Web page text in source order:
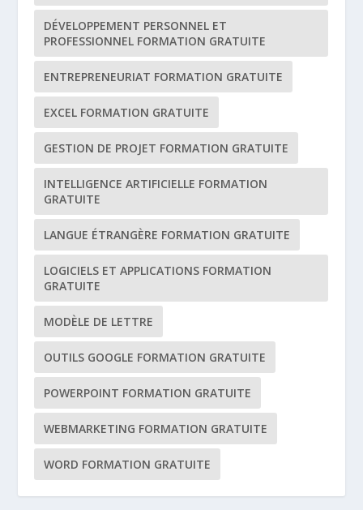
DÉVELOPPEMENT PERSONNEL ET
PROFESSIONNEL FORMATION GRATUITE
ENTREPRENEURIAT FORMATION GRATUITE
EXCEL FORMATION GRATUITE
GESTION DE PROJET FORMATION GRATUITE
INTELLIGENCE ARTIFICIELLE FORMATION
GRATUITE
LANGUE ÉTRANGÈRE FORMATION GRATUITE
LOGICIELS ET APPLICATIONS FORMATION
GRATUITE
MODÈLE DE LETTRE
OUTILS GOOGLE FORMATION GRATUITE
POWERPOINT FORMATION GRATUITE
WEBMARKETING FORMATION GRATUITE
WORD FORMATION GRATUITE